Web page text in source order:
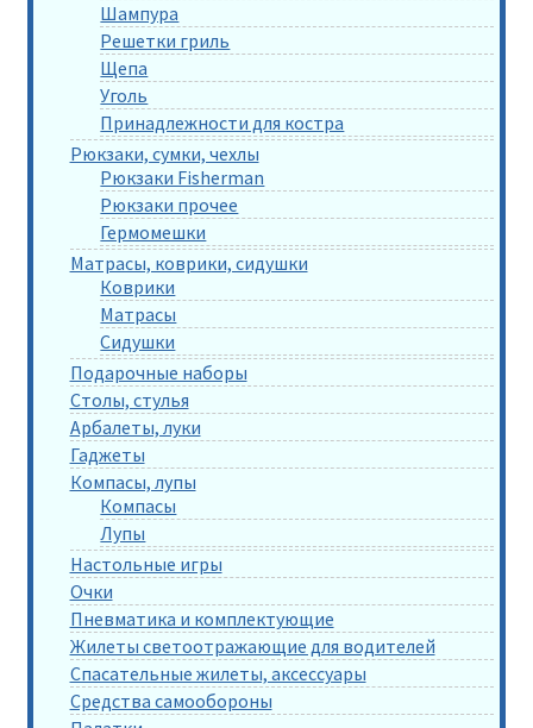
Шампура
Решетки гриль
Щепа
Уголь
Принадлежности для костра
Рюкзаки, сумки, чехлы
Рюкзаки Fisherman
Рюкзаки прочее
Гермомешки
Матрасы, коврики, сидушки
Коврики
Матрасы
Сидушки
Подарочные наборы
Столы, стулья
Арбалеты, луки
Гаджеты
Компасы, лупы
Компасы
Лупы
Настольные игры
Очки
Пневматика и комплектующие
Жилеты светоотражающие для водителей
Спасательные жилеты, аксессуары
Средства самообороны